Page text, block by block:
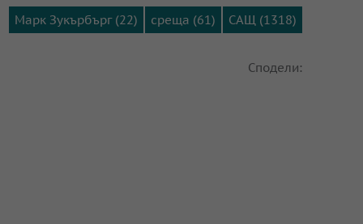
Марк Зукърбърг (22)
среща (61) САЩ (1318)
Сподели: